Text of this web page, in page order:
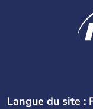
Langue du site :